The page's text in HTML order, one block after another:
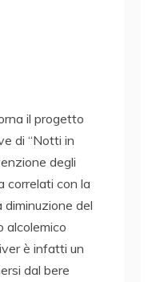
il progetto
di “Notti in
degli
correlati con la
del
alcolemico
è infatti un
dal bere